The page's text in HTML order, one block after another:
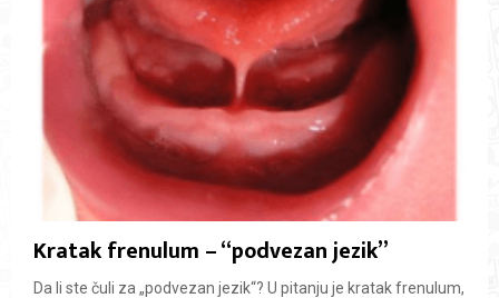
Kratak frenulum – “podvezan jezik”
Da li ste čuli za „podvezan jezik“? U pitanju je kratak frenulum,